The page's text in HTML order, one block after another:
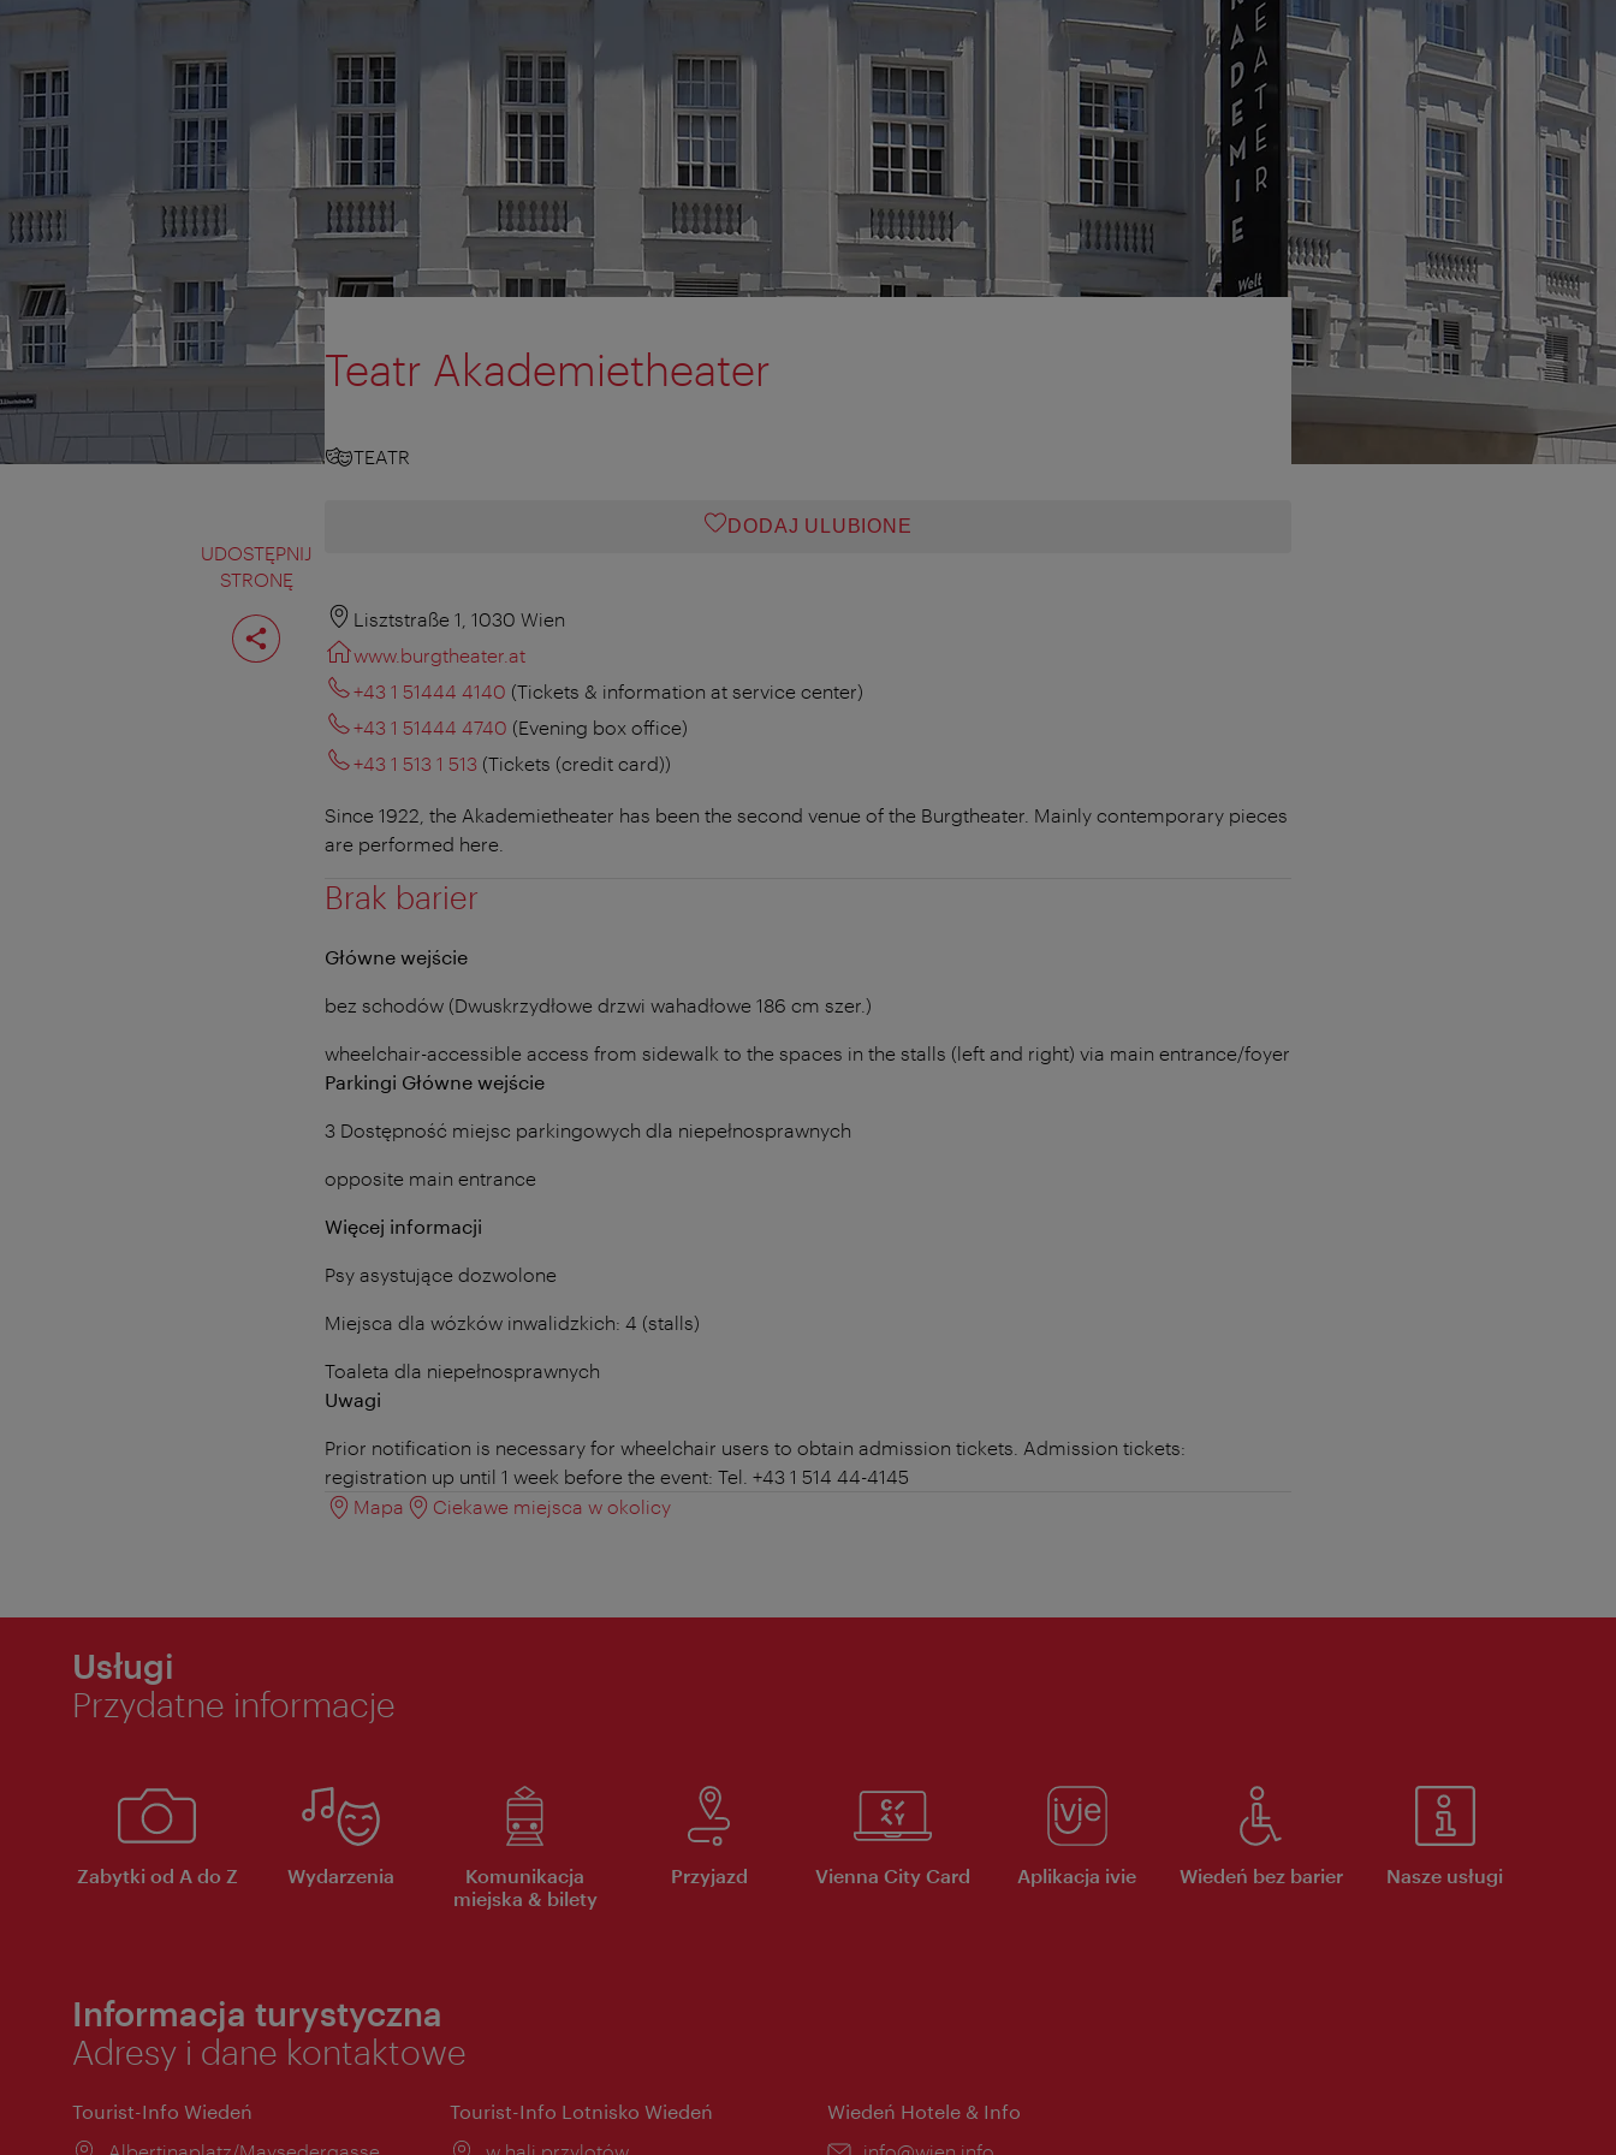
UDOSTĘPNIJ
STRONĘ
Podziel
stronę
Teatr Akademietheater
TEATR
DODAJ ULUBIONE
Lisztstraße 1, 1030 Wien
www.burgtheater.at
+43 1 51444 4140 (Tickets & information at service center)
+43 1 51444 4740 (Evening box office)
+43 1 513 1 513 (Tickets (credit card))
Since 1922, the Akademietheater has been the second venue of the Burgtheater. Mainly contemporary pieces
are performed here.
Brak barier
Główne wejście
bez schodów (Dwuskrzydłowe drzwi wahadłowe 186 cm szer.)
wheelchair-accessible access from sidewalk to the spaces in the stalls (left and right) via main entrance/foyer
Parkingi Główne wejście
3 Dostępność miejsc parkingowych dla niepełnosprawnych
opposite main entrance
Więcej informacji
Psy asystujące dozwolone
Miejsca dla wózków inwalidzkich: 4 (stalls)
Toaleta dla niepełnosprawnych
Uwagi
Prior notification is necessary for wheelchair users to obtain admission tickets. Admission tickets:
registration up until 1 week before the event: Tel. +43 1 514 44-4145
Mapa
Ciekawe miejsca w okolicy
Usługi
Przydatne informacje
Zabytki od A do Z Wydarzenia
Komunikacja
miejska & bilety
Przyjazd Vienna City Card Aplikacja ivie Wiedeń bez barier Nasze usługi
Informacja turystyczna
Adresy i dane kontaktowe
Tourist-Info Wiedeń
Tourist-Info Lotnisko Wiedeń
Wiedeń Hotele & Info